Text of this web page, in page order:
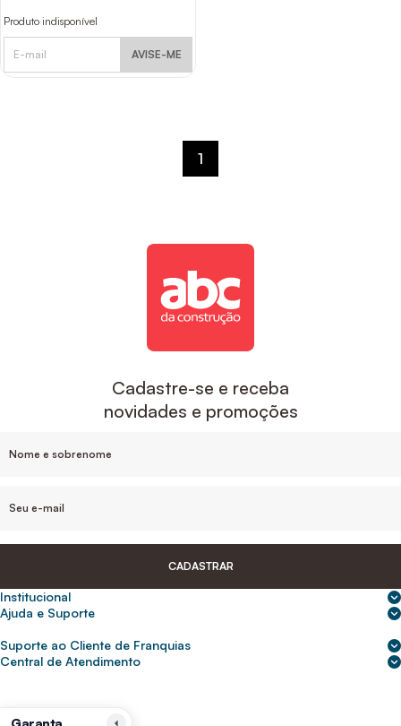
Tramontina Design Collection
Produto indisponível
AVISE-ME
1
Cadastre-se e receba
novidades e promoções
CADASTRAR
Institucional
Sobre nós
Para empresas
Ajuda e Suporte
Frete e entrega
Política de Privacidade
Suporte ao Cliente de Franquias
2ª Via de Boletos - Crédito ABC
Central de Atendimento
Garanta